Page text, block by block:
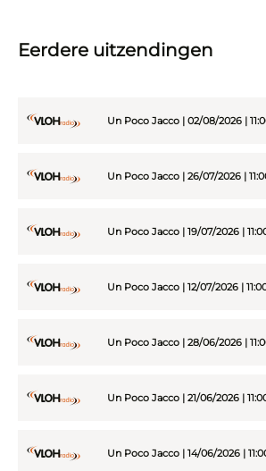
Eerdere uitzendingen
Un Poco Jacco | 02/08/2026 |
Un Poco Jacco | 26/07/2026 |
Un Poco Jacco | 19/07/2026 |
Un Poco Jacco | 12/07/2026 |
Un Poco Jacco | 28/06/2026 |
Un Poco Jacco | 21/06/2026 |
Un Poco Jacco | 14/06/2026 |